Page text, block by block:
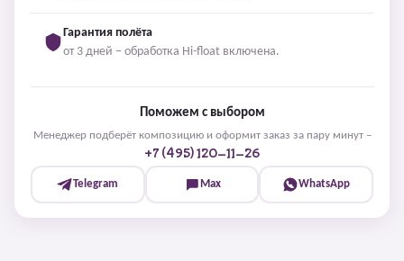
Гарантия полёта
от 3 дней – обработка Hi-float включена.
Поможем с выбором
Менеджер подберёт композицию и оформит заказ за пару минут –
+7 (495) 120-11-26
Telegram Max WhatsApp